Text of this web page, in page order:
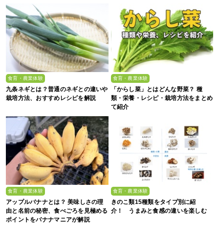
食育・農業体験
九条ネギとは？普通のネギとの違いや
栽培方法、おすすめレシピを解説
食育・農業体験
「からし菜」とはどんな野菜？ 種
類・栄養・レシピ・栽培方法をまとめ
て紹介
食育・農業体験
アップルバナナとは？ 美味しさの理
由と名前の秘密、食べごろを見極める
ポイントをバナナマニアが解説
食育・農業体験
きのこ類15種類をタイプ別に紹
介！ うまみと食感の違いを楽しむ